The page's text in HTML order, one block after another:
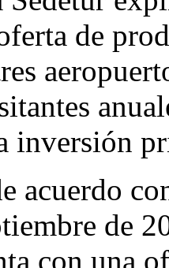
de
inversión
acuerdo
de
con una